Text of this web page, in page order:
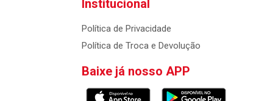
Institucional
Política de Privacidade
Política de Troca e Devolução
Baixe já nosso APP